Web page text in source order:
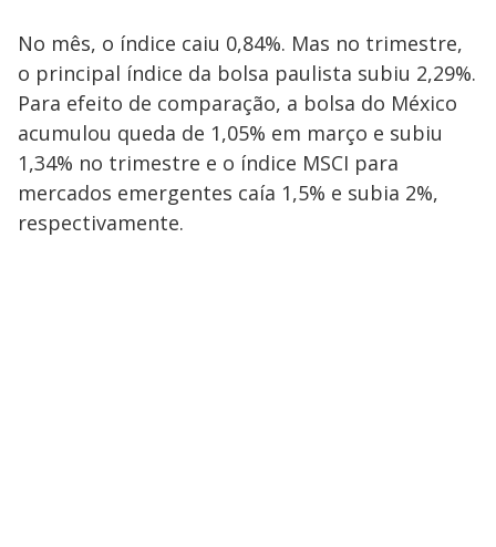
No mês, o índice caiu 0,84%. Mas no trimestre,
o principal índice da bolsa paulista subiu 2,29%.
Para efeito de comparação, a bolsa do México
acumulou queda de 1,05% em março e subiu
1,34% no trimestre e o índice MSCI para
mercados emergentes caía 1,5% e subia 2%,
respectivamente.